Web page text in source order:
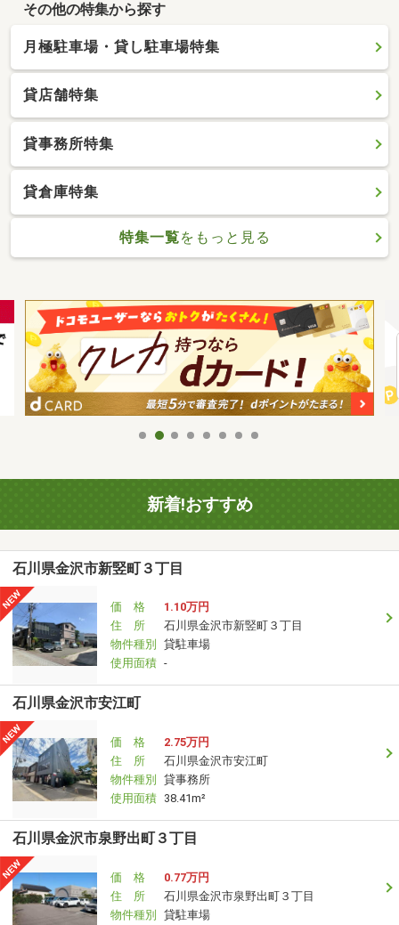
その他の特集から探す
月極駐車場・貸し駐車場特集
貸店舗特集
貸事務所特集
貸倉庫特集
特集一覧をもっと見る
新着!おすすめ
石川県金沢市新竪町３丁目
価 格
1.10万円
住 所
石川県金沢市新竪町３丁目
物件種別
貸駐車場
使用面積 -
石川県金沢市安江町
価 格
2.75万円
住 所
石川県金沢市安江町
物件種別
貸事務所
使用面積 38.41m²
石川県金沢市泉野出町３丁目
価 格
0.77万円
住 所
石川県金沢市泉野出町３丁目
物件種別
貸駐車場